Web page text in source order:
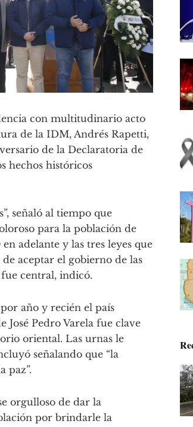
con multitudinario acto
de la IDM, Andrés Rapetti,
de la Declaratoria de
hechos históricos
señaló al tiempo que
para la población de
adelante y las tres leyes que
aceptar el gobierno de las
central, indicó.
año y recién el país
Pedro Varela fue clave
oriental. Las urnas le
señalando que “la
paz”.
orgulloso de dar la
por brindarle la